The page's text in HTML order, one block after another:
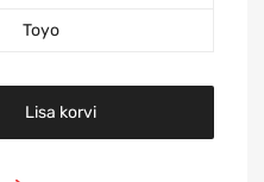
Toyo
Lisa korvi